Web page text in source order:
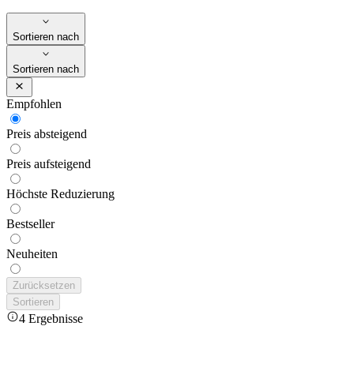
Sortieren nach
Sortieren nach
Empfohlen
Preis absteigend
Preis aufsteigend
Höchste Reduzierung
Bestseller
Neuheiten
Zurücksetzen
Sortieren
4 Ergebnisse